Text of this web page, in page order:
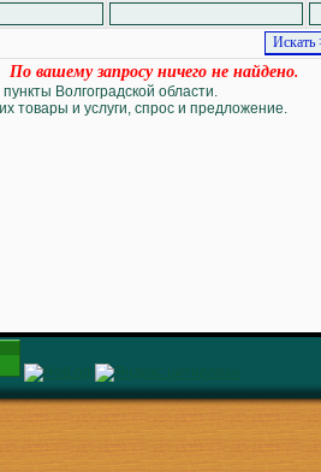
По вашему запросу ничего не найдено.
Волгоградской области.
товары и услуги, спрос и предложение.